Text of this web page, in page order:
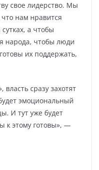
свое лидерство. Мы
нам нравится
а чтобы
народа, чтобы люди
их поддержать,
власть сразу захотят
эмоциональный
И тут уже будет
к этому готовы», —